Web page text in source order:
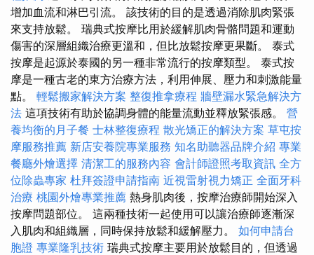
增加血流和淋巴引流。 該技術的目的是透過消除肌肉緊張
來支持放鬆。 瑞典式按摩比用於緩解肌肉骨骼問題和運動
傷害的深層組織治療更溫和，但比放鬆按摩更果斷。 泰式
按摩是起源於泰國的另一種非常流行的按摩類型。 泰式按
摩是一種古老的東方治療方法，利用伸展、壓力和刺激能量
點。 輕鬆搬家解決方案 整復推拿療程 牆壁漏水緊急解決方
法 這項技術有助於協調身體的能量流動並釋放緊張感。 營
養均衡的月子餐 士林整復療程 散光矯正的解決方案 草屯按
摩服務推薦 新店安養院專業服務 知名助聽器品牌介紹 專業
餐廳外燴選擇 清潔工的服務內容 會計師證照考取資訊 全方
位除蟲專家 杜拜簽證申請指南 近視雷射視力矯正 全面牙科
治療 桃園外燴專業推薦 熱身肌肉後，按摩治療師開始深入
按摩問題部位。 這兩種技術一起使用可以讓治療師逐漸深
入肌肉和組織層，同時保持放鬆和緩解壓力。 如何申請台
胞證 專業隆乳技術 瑞典式按摩主要用於放鬆目的，但透過